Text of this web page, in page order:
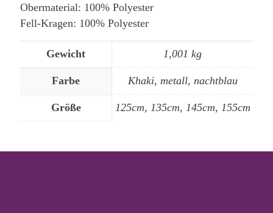
Obermaterial: 100% Polyester
Fell-Kragen: 100% Polyester
Gewicht 1,001 kg
Farbe Khaki, metall, nachtblau
Größe 125cm, 135cm, 145cm, 155cm